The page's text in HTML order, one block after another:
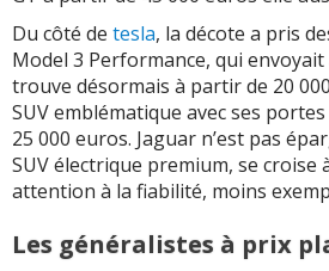
Du côté de tesla, la décote a pris
Model 3 Performance, qui
trouve désormais à partir de 20
SUV emblématique avec ses
25 000 euros. Jaguar n’est pas
SUV électrique premium, se croise
attention à la fiabilité, moins
Les généralistes à prix